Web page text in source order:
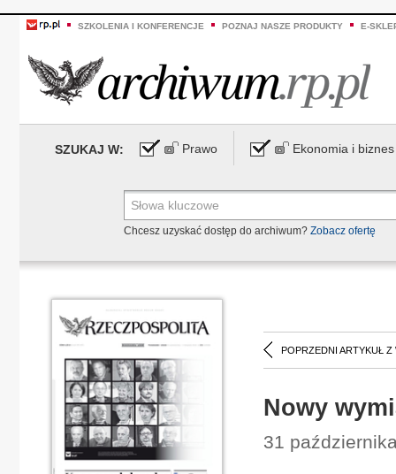
SZKOLENIA I KONFERENCJE POZNAJ NASZE PRODUKTY E-
SZUKAJ W: Prawo Ekonomia i biznes
Chcesz uzyskać dostęp do archiwum? Zobacz ofertę
POPRZEDNI ARTYKUŁ Z
Nowy
31